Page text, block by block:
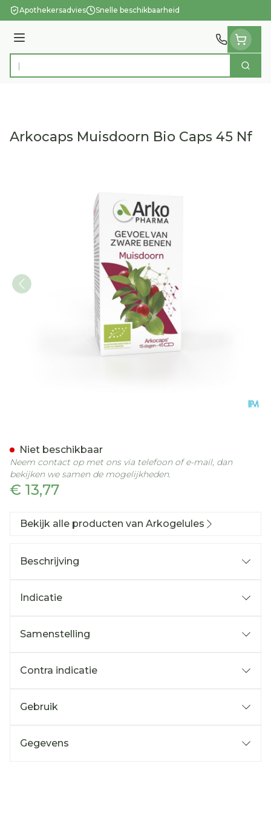
Ga naar de inhoud
Apothekersadvies Snelle beschikbaarheid
Menu
Product, merk, categorie... Zoek
Arkocaps Muisdoorn Bio Caps 45 Nf
€ 13,77
Niet beschikbaar
Neem contact op met ons via telefoon of e-mail, dan
bekijken we samen de mogelijkheden.
Bekijk alle producten van Arkogelules
Beschrijving
Indicatie
Samenstelling
Contra indicatie
Gebruik
Gegevens